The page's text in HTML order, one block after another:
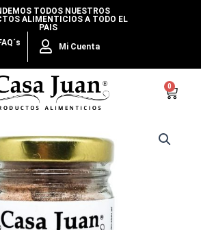
TODOS NUESTROS
ALIMENTICIOS A TODO EL
PAIS
Mi Cuenta
0
Cart